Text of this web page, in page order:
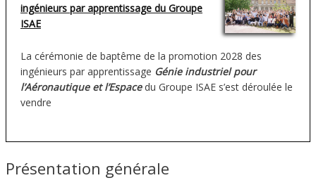
ingénieurs par apprentissage du Groupe
ISAE
La cérémonie de baptême de la promotion 2028 des
ingénieurs par apprentissage Génie industriel pour
l’Aéronautique et l’Espacedu Groupe ISAE s’est déroulée le
vendre
Présentation générale